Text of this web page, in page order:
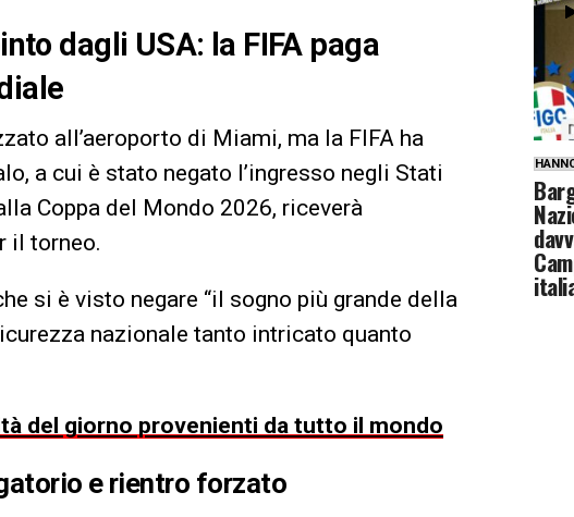
dagli USA: la FIFA paga
all’aeroporto di Miami, ma la FIFA ha
a cui è stato negato l’ingresso negli Stati
Coppa del Mondo 2026, riceverà
il torneo.
si è visto negare “il sogno più grande della
nazionale tanto intricato quanto
del giorno provenienti da tutto il mondo
e rientro forzato